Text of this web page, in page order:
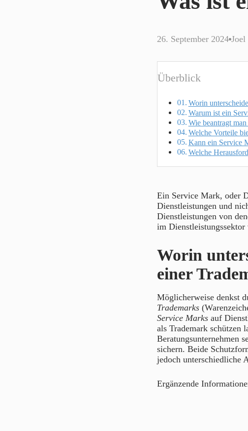
26. September 2024
Überblick
Worin
Warum ist ein
Wie beantragt
Welche Vorteile
Kann ein Service
Welche
Ein Service Mark, oder
Dienstleistungen und
Dienstleistungen von
im
Worin
einer
Möglicherweise denkst
Trademarks
Service Marksauf
als Trademark schützen
Beratungsunternehmen
sichern. Beide
jedoch unterschiedliche
Ergänzende